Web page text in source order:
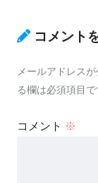
コメント
メールアドレス
る欄は必須項目で
コメント ※